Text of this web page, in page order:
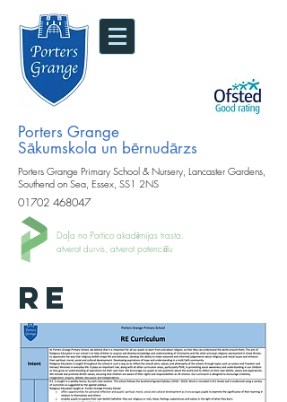
Porters Grange
Sākumskola un bērnudārzs
Porters Grange Primary School & Nursery, Lancaster Gardens,
Southend on Sea, Essex, SS1 2NS
01702 468047
Daļa no Portico akadēmijas trasta.
atverot durvis, atverot potenciālu
RE